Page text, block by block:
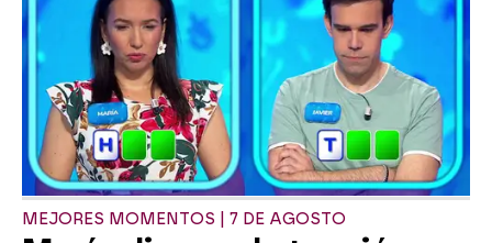
MEJORES MOMENTOS | 7 DE AGOSTO